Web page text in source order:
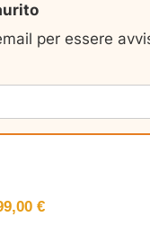
per essere
€